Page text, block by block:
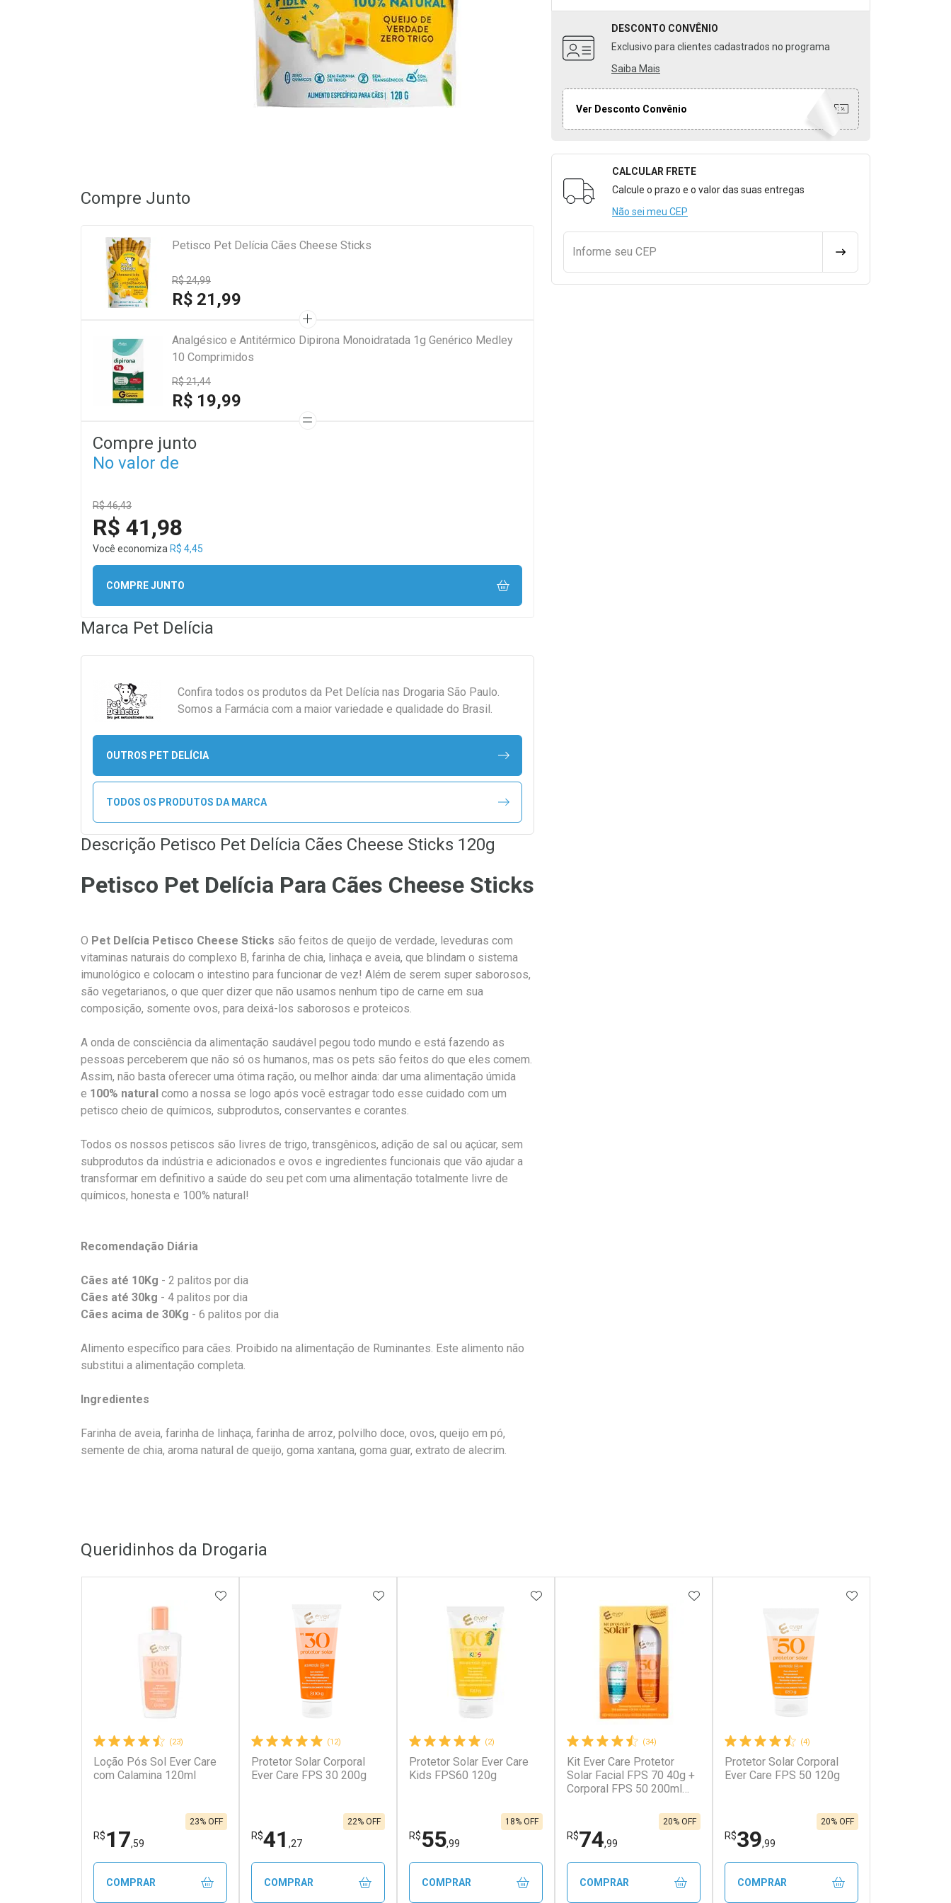
DESCONTO CONVÊNIO
Exclusivo para clientes cadastrados no programa
Saiba Mais
Ver Desconto Convênio
Formulário para Calcular o Frete
CALCULAR FRETE
Calcule o prazo e o valor das suas entregas
Não sei meu CEP
Informe seu CEP CALCULAR FRETE
Compre Junto
Petisco Pet Delícia Cães Cheese Sticks
R$ 24,99
R$ 21,99
Analgésico e Antitérmico Dipirona Monoidratada 1g Genérico Medley
10 Comprimidos
R$ 21,44
R$ 19,99
Compre junto
No valor de
R$ 46,43
R$ 41,98
Você economiza R$ 4,45
COMPRE JUNTO
Marca Pet Delícia
Confira todos os produtos da Pet Delícia nas Drogaria São Paulo.
Somos a Farmácia com a maior variedade e qualidade do Brasil.
OUTROS PET DELÍCIA
TODOS OS PRODUTOS DA MARCA
Descrição Petisco Pet Delícia Cães Cheese Sticks 120g
Petisco Pet Delícia Para Cães Cheese Sticks
O Pet Delícia Petisco Cheese Sticks são feitos de queijo de verdade, leveduras com
vitaminas naturais do complexo B, farinha de chia, linhaça e aveia, que blindam o sistema
imunológico e colocam o intestino para funcionar de vez! Além de serem super saborosos,
são vegetarianos, o que quer dizer que não usamos nenhum tipo de carne em sua
composição, somente ovos, para deixá-los saborosos e proteicos.
A onda de consciência da alimentação saudável pegou todo mundo e está fazendo as
pessoas perceberem que não só os humanos, mas os pets são feitos do que eles comem.
Assim, não basta oferecer uma ótima ração, ou melhor ainda: dar uma alimentação úmida
e 100% natural como a nossa se logo após você estragar todo esse cuidado com um
petisco cheio de químicos, subprodutos, conservantes e corantes.
Todos os nossos petiscos são livres de trigo, transgênicos, adição de sal ou açúcar, sem
subprodutos da indústria e adicionados e ovos e ingredientes funcionais que vão ajudar a
transformar em definitivo a saúde do seu pet com uma alimentação totalmente livre de
químicos, honesta e 100% natural!
Recomendação Diária
Cães até 10Kg - 2 palitos por dia
Cães até 30kg - 4 palitos por dia
Cães acima de 30Kg - 6 palitos por dia
Alimento específico para cães. Proibido na alimentação de Ruminantes. Este alimento não
substitui a alimentação completa.
Ingredientes
Farinha de aveia, farinha de linhaça, farinha de arroz, polvilho doce, ovos, queijo em pó,
semente de chia, aroma natural de queijo, goma xantana, goma guar, extrato de alecrim.
Queridinhos da Drogaria
(23)
Loção Pós Sol Ever Care
com Calamina 120ml
R$17,59
23% OFF
ADICIONAR AOS FAVORITOS
COMPRAR
(12)
Protetor Solar Corporal
Ever Care FPS 30 200g
R$41 ,27
22% OFF
ADICIONAR AOS FAVORITOS
COMPRAR
(2)
Protetor Solar Ever Care
Kids FPS60 120g
R$55,99
18% OFF
ADICIONAR AOS FAVORITOS
COMPRAR
(34)
Kit Ever Care Protetor
Solar Facial FPS 70 40g +
Corporal FPS 50 200ml
R$74,99
20% OFF
ADICIONAR AOS FAVORITOS
COMPRAR
(4)
Protetor Solar Corporal
Ever Care FPS 50 120g
R$39,99
20% OFF
ADICIONAR AOS
COMPRAR